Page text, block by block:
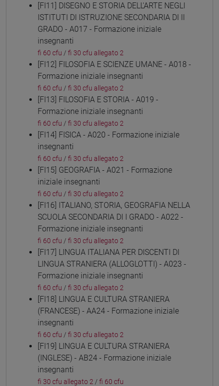
[FI11] DISEGNO E STORIA DELL'ARTE NEGLI
ISTITUTI DI ISTRUZIONE SECONDARIA DI II
GRADO - A017 - Formazione iniziale
insegnanti
fi 60 cfu / fi 30 cfu allegato 2
[FI12] FILOSOFIA E SCIENZE UMANE - A018 -
Formazione iniziale insegnanti
fi 60 cfu / fi 30 cfu allegato 2
[FI13] FILOSOFIA E STORIA - A019 -
Formazione iniziale insegnanti
fi 60 cfu / fi 30 cfu allegato 2
[FI14] FISICA - A020 - Formazione iniziale
insegnanti
fi 60 cfu / fi 30 cfu allegato 2
[FI15] GEOGRAFIA - A021 - Formazione
iniziale insegnanti
fi 60 cfu / fi 30 cfu allegato 2
[FI16] ITALIANO, STORIA, GEOGRAFIA NELLA
SCUOLA SECONDARIA DI I GRADO - A022 -
Formazione iniziale insegnanti
fi 60 cfu / fi 30 cfu allegato 2
[FI17] LINGUA ITALIANA PER DISCENTI DI
LINGUA STRANIERA (ALLOGLOTTI) - A023 -
Formazione iniziale insegnanti
fi 60 cfu / fi 30 cfu allegato 2
[FI18] LINGUA E CULTURA STRANIERA
(FRANCESE) - AA24 - Formazione iniziale
insegnanti
fi 60 cfu / fi 30 cfu allegato 2
[FI19] LINGUA E CULTURA STRANIERA
(INGLESE) - AB24 - Formazione iniziale
insegnanti
fi 30 cfu allegato 2 / fi 60 cfu